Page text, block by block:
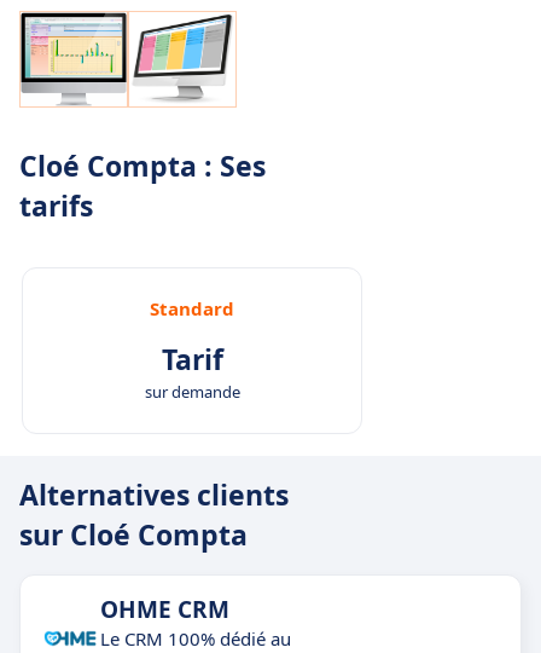
Cloé Compta : Ses
tarifs
Standard
Tarif
sur demande
Alternatives clients
sur Cloé Compta
OHME CRM
Le CRM 100% dédié au